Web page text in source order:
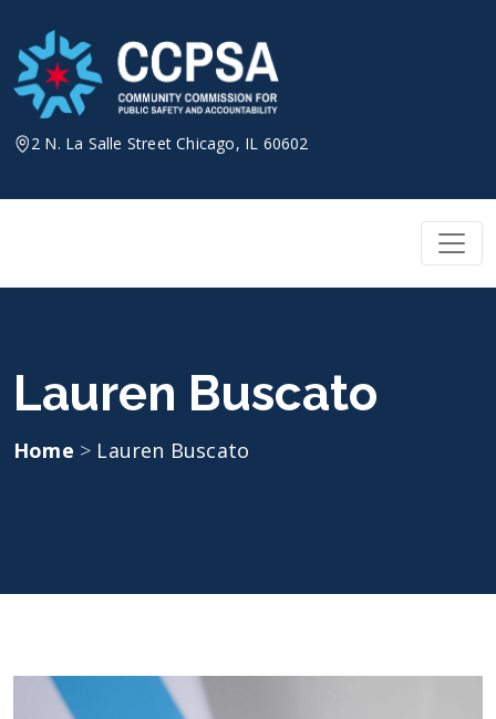
content
2 N. La Salle Street Chicago, IL 60602
Lauren Buscato
Home > Lauren Buscato